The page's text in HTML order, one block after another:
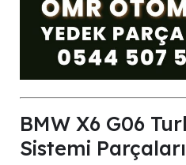
BMW X6 G06 Turbo ve Emme
Sistemi Parçaları